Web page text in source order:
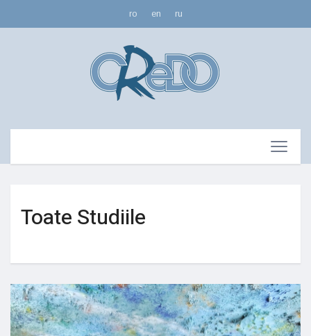
ro en ru
Toate Studiile